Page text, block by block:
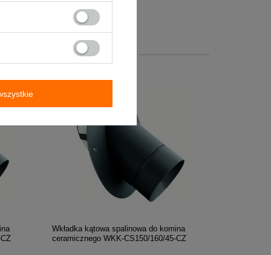
267,40 zł
213,92 zł / szt.
+ Dodaj do porównania
Wkładka kątowa spalinowa do komina
ceramicznego WKK-CS150/160/45-CZ